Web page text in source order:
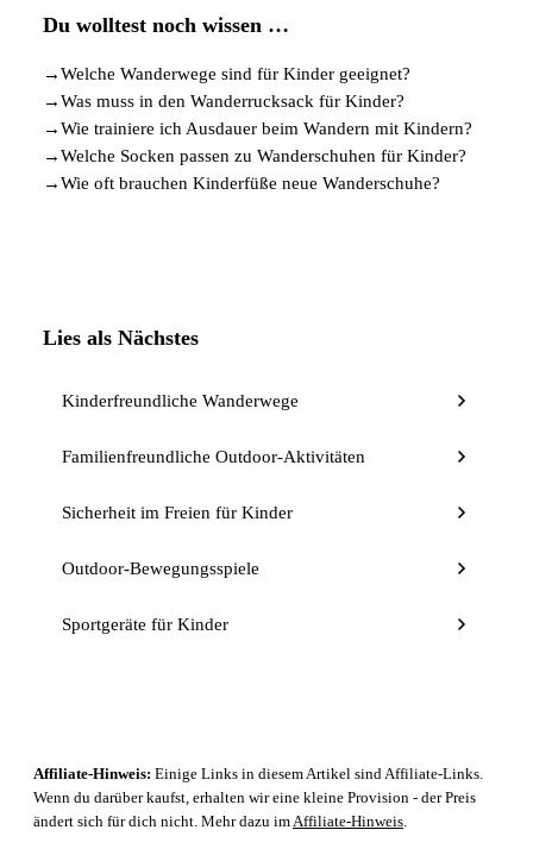
Du wolltest noch wissen …
→Welche Wanderwege sind für Kinder geeignet?
→Was muss in den Wanderrucksack für Kinder?
→Wie trainiere ich Ausdauer beim Wandern mit Kindern?
→Welche Socken passen zu Wanderschuhen für Kinder?
→Wie oft brauchen Kinderfüße neue Wanderschuhe?
Lies als Nächstes
Kinderfreundliche Wanderwege
Familienfreundliche Outdoor-Aktivitäten
Sicherheit im Freien für Kinder
Outdoor-Bewegungsspiele
Sportgeräte für Kinder
Affiliate-Hinweis: Einige Links in diesem Artikel sind Affiliate-Links.
Wenn du darüber kaufst, erhalten wir eine kleine Provision - der Preis
ändert sich für dich nicht. Mehr dazu im Affiliate-Hinweis